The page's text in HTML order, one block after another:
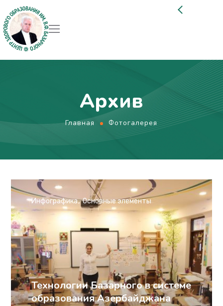
Архив
Главная Фотогалерея
Технологии Базарного в системе
образования Азербайджана
Инфографика Основные элементы